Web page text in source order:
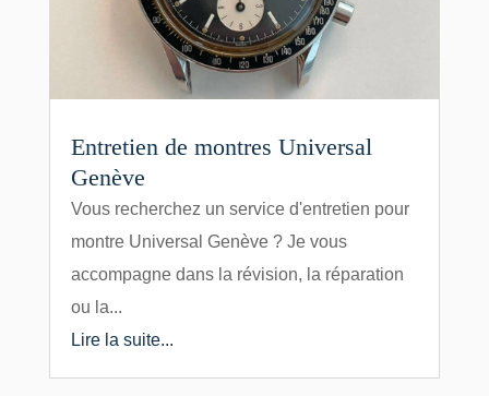
Entretien de montres Universal
Genève
Vous recherchez un service d'entretien pour
montre Universal Genève ? Je vous
accompagne dans la révision, la réparation
ou la...
Lire la suite...